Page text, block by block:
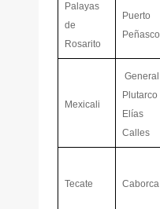
Palayas
de
Rosarito
Puerto
Peñasco
Mexicali
General
Plutarco
Elías
Calles
Tecate Caborca